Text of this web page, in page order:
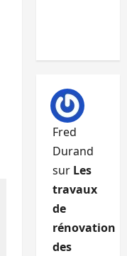
Fred
Durand
sur Les
travaux
de
rénovation
des